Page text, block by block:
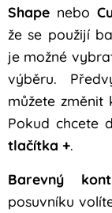
Shape nebo
že se použijí
je možné
výběru.
můžete změnit
Pokud chcete
tlačítka +.
Barevný
posuvníku